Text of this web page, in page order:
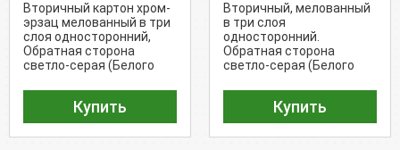
Вторичный картон хром-
эрзац мелованный в три
слоя односторонний,
Обратная сторона
светло-серая (Белого
Купить
Вторичный, мелованный
в три слоя
односторонний.
Обратная сторона
светло-серая (Белого
Купить